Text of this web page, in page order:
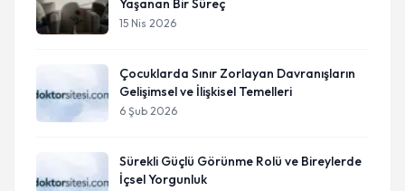
Yaşanan Bir Süreç
15 Nis 2026
Çocuklarda Sınır Zorlayan Davranışların
Gelişimsel ve İlişkisel Temelleri
6 Şub 2026
Sürekli Güçlü Görünme Rolü ve Bireylerde
İçsel Yorgunluk